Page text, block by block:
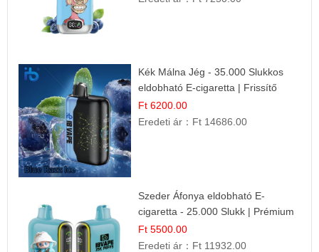
Kék Málna Jég - 35.000 Slukkos
eldobható E-cigaretta | Frissítő
Ízélmény
Ft 6200.00
Eredeti ár： Ft 14686.00
Szeder Áfonya eldobható E-
cigaretta - 25.000 Slukk | Prémium
Gyümölcs Íz
Ft 5500.00
Eredeti ár： Ft 11932.00